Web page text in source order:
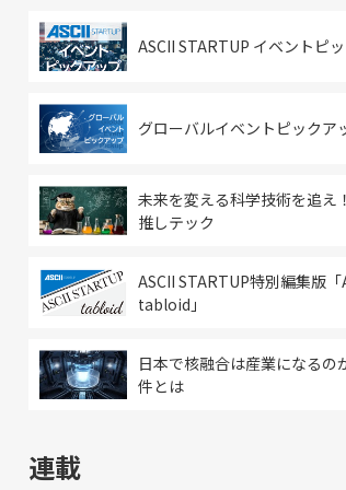
ASCII STARTUP イベントピ
グローバルイベントピックア
未来を変える科学技術を追え
推しテック
ASCII STARTUP特別編集版「
tabloid」
日本で核融合は産業になるの
件とは
連載